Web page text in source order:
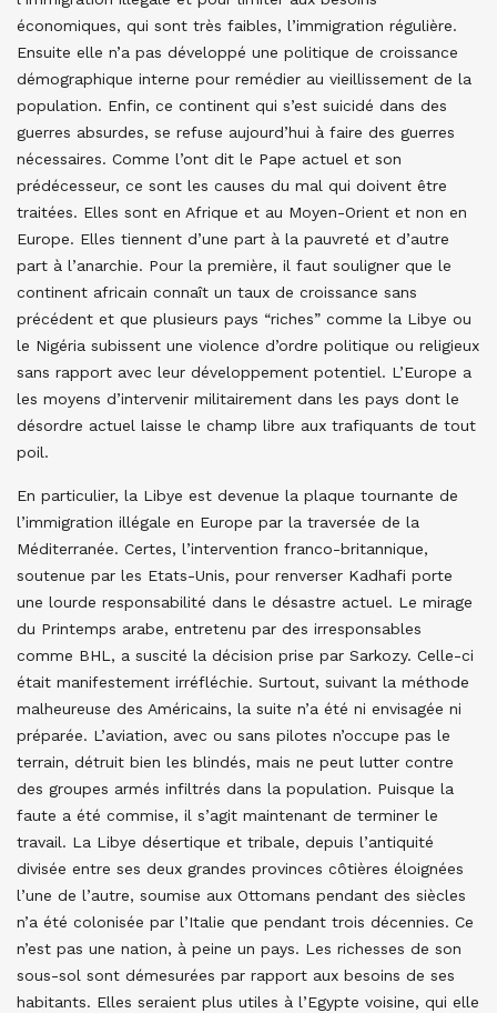
économiques, qui sont très faibles, l’immigration régulière.
Ensuite elle n’a pas développé une politique de croissance
démographique interne pour remédier au vieillissement de la
population. Enfin, ce continent qui s’est suicidé dans des
guerres absurdes, se refuse aujourd’hui à faire des guerres
nécessaires. Comme l’ont dit le Pape actuel et son
prédécesseur, ce sont les causes du mal qui doivent être
traitées. Elles sont en Afrique et au Moyen-Orient et non en
Europe. Elles tiennent d’une part à la pauvreté et d’autre
part à l’anarchie. Pour la première, il faut souligner que le
continent africain connaît un taux de croissance sans
précédent et que plusieurs pays “riches” comme la Libye ou
le Nigéria subissent une violence d’ordre politique ou religieux
sans rapport avec leur développement potentiel. L’Europe a
les moyens d’intervenir militairement dans les pays dont le
désordre actuel laisse le champ libre aux trafiquants de tout
poil.
En particulier, la Libye est devenue la plaque tournante de
l’immigration illégale en Europe par la traversée de la
Méditerranée. Certes, l’intervention franco-britannique,
soutenue par les Etats-Unis, pour renverser Kadhafi porte
une lourde responsabilité dans le désastre actuel. Le mirage
du Printemps arabe, entretenu par des irresponsables
comme BHL, a suscité la décision prise par Sarkozy. Celle-ci
était manifestement irréfléchie. Surtout, suivant la méthode
malheureuse des Américains, la suite n’a été ni envisagée ni
préparée. L’aviation, avec ou sans pilotes n’occupe pas le
terrain, détruit bien les blindés, mais ne peut lutter contre
des groupes armés infiltrés dans la population. Puisque la
faute a été commise, il s’agit maintenant de terminer le
travail. La Libye désertique et tribale, depuis l’antiquité
divisée entre ses deux grandes provinces côtières éloignées
l’une de l’autre, soumise aux Ottomans pendant des siècles
n’a été colonisée par l’Italie que pendant trois décennies. Ce
n’est pas une nation, à peine un pays. Les richesses de son
sous-sol sont démesurées par rapport aux besoins de ses
habitants. Elles seraient plus utiles à l’Egypte voisine, qui elle